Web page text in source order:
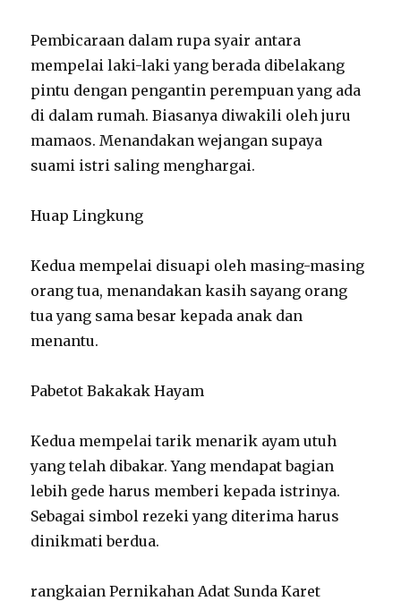
Pembicaraan dalam rupa syair antara
mempelai laki-laki yang berada dibelakang
pintu dengan pengantin perempuan yang ada
di dalam rumah. Biasanya diwakili oleh juru
mamaos. Menandakan wejangan supaya
suami istri saling menghargai.
Huap Lingkung
Kedua mempelai disuapi oleh masing-masing
orang tua, menandakan kasih sayang orang
tua yang sama besar kepada anak dan
menantu.
Pabetot Bakakak Hayam
Kedua mempelai tarik menarik ayam utuh
yang telah dibakar. Yang mendapat bagian
lebih gede harus memberi kepada istrinya.
Sebagai simbol rezeki yang diterima harus
dinikmati berdua.
rangkaian Pernikahan Adat Sunda Karet